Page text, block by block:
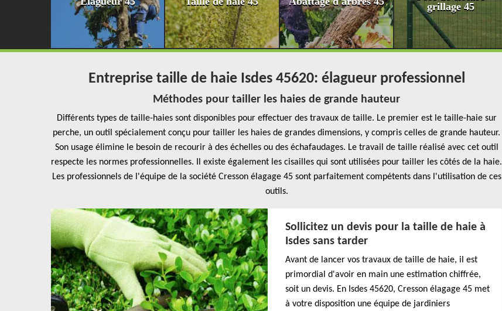
grillage 45
Entreprise taille de haie Isdes 45620: élagueur professionnel
Méthodes pour tailler les haies de grande hauteur
Différents types de taille-haies sont disponibles pour effectuer des travaux de taille. Le premier est le taille-haie sur
perche, un outil spécialement conçu pour tailler les haies de grandes dimensions, y compris celles de grande hauteur.
Son usage élimine le besoin de recourir à des échelles ou des échafaudages. Le travail de taille réalisé avec cet outil
respecte les normes professionnelles. Il existe également les cisailles qui sont utilisées pour tailler les côtés de la haie.
Les professionnels de l'équipe de la société Cresson élagage 45 sont parfaitement compétents dans l'utilisation de ces
outils.
Sollicitez un devis pour la taille de haie à
Isdes sans tarder
Avant de lancer vos travaux de taille de haie, il est
primordial d'avoir en main une estimation chiffrée,
soit un devis. En Isdes 45620, Cresson élagage 45 met
à votre disposition une équipe de jardiniers